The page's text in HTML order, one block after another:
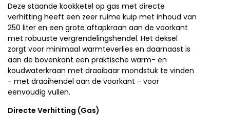
Deze staande kookketel op gas met directe
verhitting heeft een zeer ruime kuip met inhoud van
250 liter en een grote aftapkraan aan de voorkant
met robuuste vergrendelingshendel. Het deksel
zorgt voor minimaal warmteverlies en daarnaast is
aan de bovenkant een praktische warm- en
koudwaterkraan met draaibaar mondstuk te vinden
- met draaihendel aan de voorkant - voor
eenvoudig vullen.
Directe Verhitting (Gas)